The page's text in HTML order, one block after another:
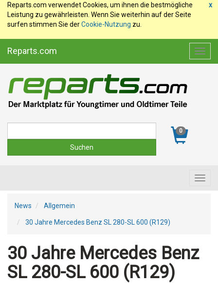
x
Reparts.com verwendet Cookies, um ihnen die bestmögliche
Leistung zu gewährleisten. Wenn Sie weiterhin auf der Seite
surfen stimmen Sie derCookie-Nutzung zu.
Reparts.com
0
News Allgemein
30 Jahre Mercedes Benz SL 280-SL 600 (R129)
30 Jahre Mercedes Benz
SL 280-SL 600 (R129)